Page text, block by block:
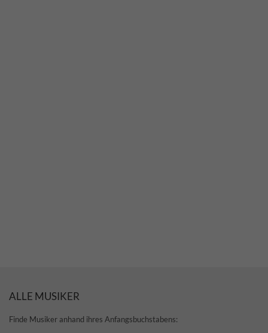
ALLE MUSIKER
Finde Musiker anhand ihres Anfangsbuchstabens: